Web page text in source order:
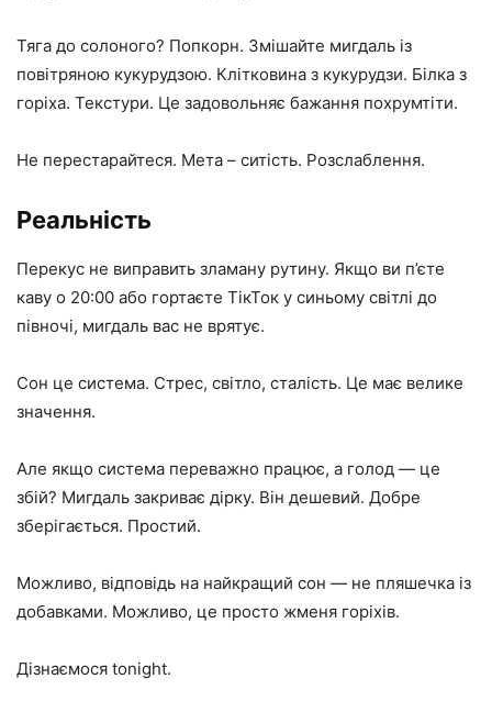
Тяга до солоного? Попкорн. Змішайте мигдаль із
повітряною кукурудзою. Клітковина з кукурудзи. Білка з
горіха. Текстури. Це задовольняє бажання похрумтіти.
Не перестарайтеся. Мета – ситість. Розслаблення.
Реальність
Перекус не виправить зламану рутину. Якщо ви п’єте
каву о 20:00 або гортаєте ТікТок у синьому світлі до
півночі, мигдаль вас не врятує.
Сон це система. Стрес, світло, сталість. Це має велике
значення.
Але якщо система переважно працює, а голод — це
збій? Мигдаль закриває дірку. Він дешевий. Добре
зберігається. Простий.
Можливо, відповідь на найкращий сон — не пляшечка із
добавками. Можливо, це просто жменя горіхів.
Дізнаємося tonight.